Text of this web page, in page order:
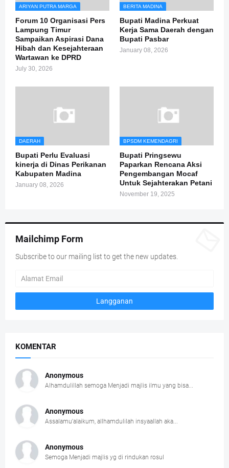
ARIYAN PUTRA MARGA
Forum 10 Organisasi Pers
Lampung Timur
Sampaikan Aspirasi Dana
Hibah dan Kesejahteraan
Wartawan ke DPRD
July 30, 2026
BERITA MADINA
Bupati Madina Perkuat
Kerja Sama Daerah dengan
Bupati Pasbar
January 08, 2026
DAERAH
Bupati Perlu Evaluasi
kinerja di Dinas Perikanan
Kabupaten Madina
January 08, 2026
BPSDM KEMENDAGRI
Bupati Pringsewu
Paparkan Rencana Aksi
Pengembangan Mocaf
Untuk Sejahterakan Petani
November 19, 2025
Mailchimp Form
Subscribe to our mailing list to get the new updates.
KOMENTAR
Anonymous
Alhamdulillah semoga Menjadi majlis ilmu yang bisa...
Anonymous
Assalamu'alaikum, allhamdulilah insyaallah aka...
Anonymous
Semoga Menjadi majlis yg di rindukan rosul